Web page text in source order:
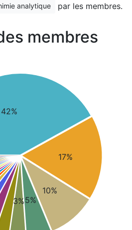
analytique par les membres.
membres
42%
17%
10%
5%
3%